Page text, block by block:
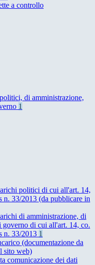
a controllo
di amministrazione,
1
politici di cui all'art. 14,
n. 33/2013 (da pubblicare in
di amministrazione, di
governo di cui all'art. 14, co.
n. 33/2013 1
(documentazione da
sito web)
comunicazione dei dati